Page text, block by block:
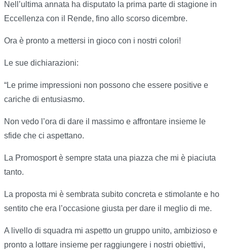
Nell’ultima annata ha disputato la prima parte di stagione in
Eccellenza con il Rende, fino allo scorso dicembre.
Ora è pronto a mettersi in gioco con i nostri colori!
Le sue dichiarazioni:
“Le prime impressioni non possono che essere positive e
cariche di entusiasmo.
Non vedo l’ora di dare il massimo e affrontare insieme le
sfide che ci aspettano.
La Promosport è sempre stata una piazza che mi è piaciuta
tanto.
La proposta mi è sembrata subito concreta e stimolante e ho
sentito che era l’occasione giusta per dare il meglio di me.
A livello di squadra mi aspetto un gruppo unito, ambizioso e
pronto a lottare insieme per raggiungere i nostri obiettivi,